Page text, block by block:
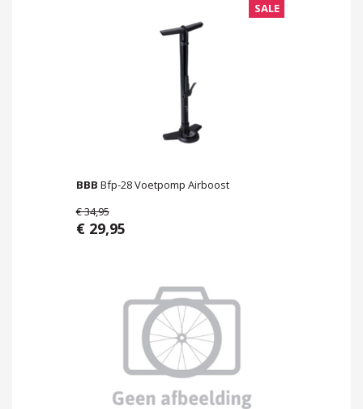
SALE
BBB Bfp-28 Voetpomp Airboost
€ 34,95
€ 29,95